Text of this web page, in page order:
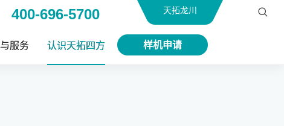
服务 认识天拓四方
天拓龙川
400-696-5700
样机申请